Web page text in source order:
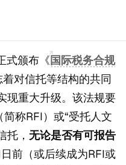
式颁布《国际税务合规
对信托等结构的共同
现重大升级。该法规要
称RFI）或“受托人文
托， 无论是否有可报告
前（或后续成为RFI或